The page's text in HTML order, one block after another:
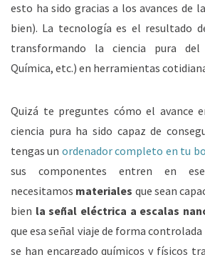
esto ha sido gracias a los avances de
bien). La tecnología es el resultado
transformando la ciencia pura del
Química, etc.) en herramientas
Quizá te preguntes cómo el avance
ciencia pura ha sido capaz de
tengas un ordenador completo en tu
sus componentes entren en
necesitamos materiales que sean
bien la señal eléctrica a escalas
que esa señal viaje de forma
se han encargadoquímicos y físicos